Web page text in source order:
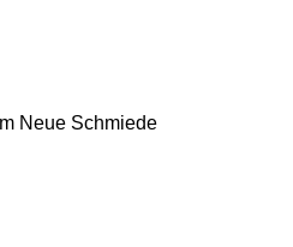
Neue Schmiede